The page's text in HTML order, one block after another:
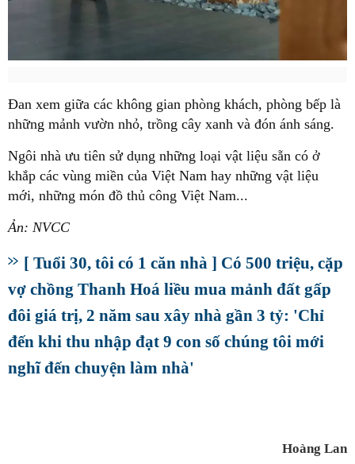
Đan xem giữa các không gian phòng khách, phòng bếp là
những mảnh vườn nhỏ, trồng cây xanh và đón ánh sáng.
Ngôi nhà ưu tiên sử dụng những loại vật liệu sẵn có ở
khắp các vùng miền của Việt Nam hay những vật liệu
mới, những món đồ thủ công Việt Nam...
Ản: NVCC
[ Tuổi 30, tôi có 1 căn nhà ] Có 500 triệu, cặp
vợ chồng Thanh Hoá liều mua mảnh đất gấp
đôi giá trị, 2 năm sau xây nhà gần 3 tỷ: 'Chỉ
đến khi thu nhập đạt 9 con số chúng tôi mới
nghĩ đến chuyện làm nhà'
Hoàng Lan